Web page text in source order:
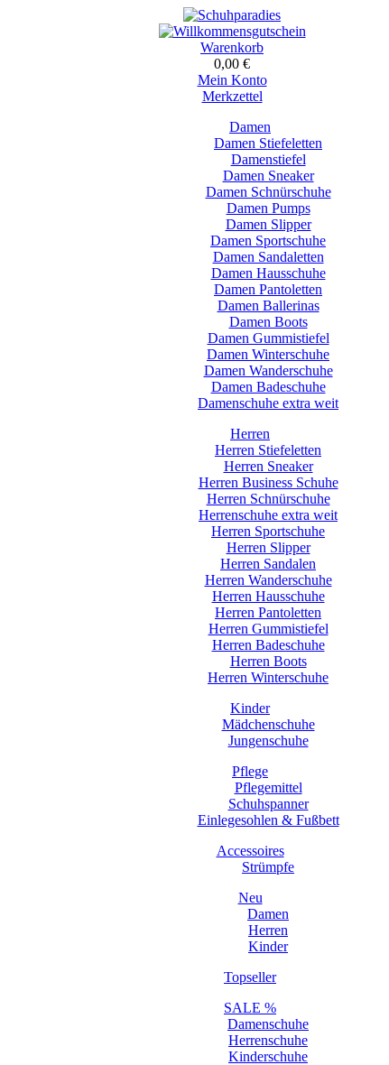
Warenkorb
0,00 €
Mein Konto
Merkzettel
Damen
Damen Stiefeletten
Damenstiefel
Damen Sneaker
Damen Schnürschuhe
Damen Pumps
Damen Slipper
Damen Sportschuhe
Damen Sandaletten
Damen Hausschuhe
Damen Pantoletten
Damen Ballerinas
Damen Boots
Damen Gummistiefel
Damen Winterschuhe
Damen Wanderschuhe
Damen Badeschuhe
Damenschuhe extra weit
Herren
Herren Stiefeletten
Herren Sneaker
Herren Business Schuhe
Herren Schnürschuhe
Herrenschuhe extra weit
Herren Sportschuhe
Herren Slipper
Herren Sandalen
Herren Wanderschuhe
Herren Hausschuhe
Herren Pantoletten
Herren Gummistiefel
Herren Badeschuhe
Herren Boots
Herren Winterschuhe
Kinder
Mädchenschuhe
Jungenschuhe
Pflege
Pflegemittel
Schuhspanner
Einlegesohlen & Fußbett
Accessoires
Strümpfe
Neu
Damen
Herren
Kinder
Topseller
SALE %
Damenschuhe
Herrenschuhe
Kinderschuhe